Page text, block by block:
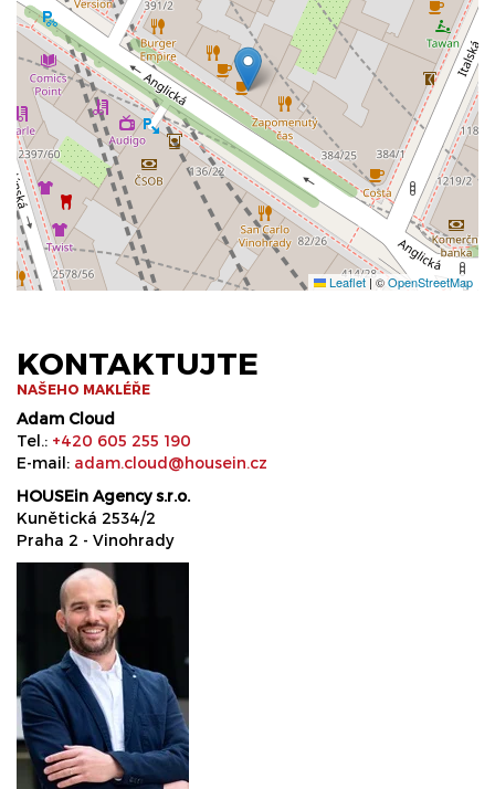
Leaflet | ©OpenStreetMap
KONTAKTUJTE
NAŠEHO MAKLÉŘE
Adam Cloud
Tel.: +420 605 255 190
E-mail: adam.cloud@housein.cz
HOUSEin Agency s.r.o.
Kunětická 2534/2
Praha 2 - Vinohrady